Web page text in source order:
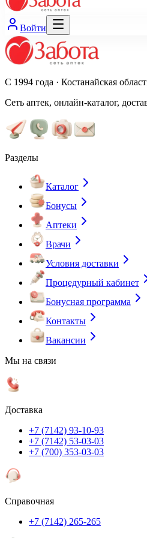
Войти
С 1994 года · Костанайская
Сеть аптек, онлайн-каталог,
Разделы
Каталог
Бонусы
Аптеки
Врачи
Условия доставки
Процедурный кабинет
Бонусная программа
Контакты
Вакансии
Мы на связи
Доставка
+7 (7142) 93-10-93
+7 (7142) 53-03-03
+7 (700) 353-03-03
Справочная
+7 (7142) 265-265